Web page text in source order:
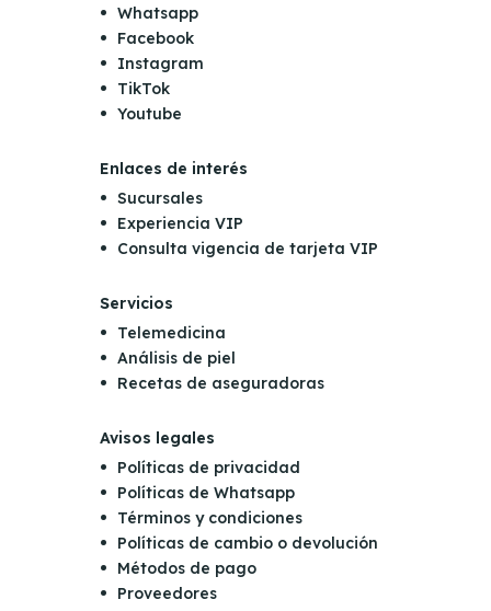
Whatsapp
Facebook
Instagram
TikTok
Youtube
Enlaces de interés
Sucursales
Experiencia VIP
Consulta vigencia de tarjeta VIP
Servicios
Telemedicina
Análisis de piel
Recetas de aseguradoras
Avisos legales
Políticas de privacidad
Políticas de Whatsapp
Términos y condiciones
Políticas de cambio o devolución
Métodos de pago
Proveedores